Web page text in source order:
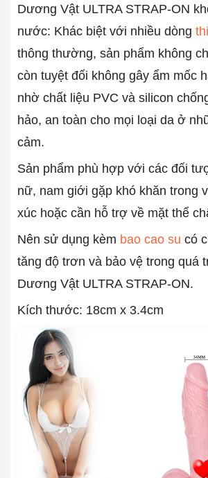
Dương Vật ULTRA STRAP-ON
nước: Khác biệt với nhiều dòng
thông thường, sản phẩm không
còn tuyệt đối không gây ẩm mốc
nhờ chất liệu PVC và silicon
hảo, an toàn cho mọi loại da ở
cảm.
Sản phẩm phù hợp với các đối
nữ, nam giới gặp khó khăn trong
xúc hoặc cần hỗ trợ về mặt thể
Nên sử dụng kèm bao cao su có
tăng độ trơn và bảo vệ trong quá
Dương Vật ULTRA STRAP-ON.
Kích thước: 18cm x 3.4cm